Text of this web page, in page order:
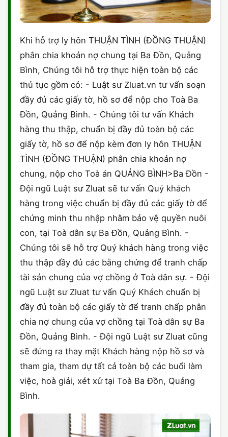
Khi hỗ trợ ly hôn THUẬN TÌNH (ĐỒNG THUẬN)
phân chia khoản nợ chung tại Ba Đồn, Quảng
Bình, Chúng tôi hỗ trợ thực hiện toàn bộ các
thủ tục gồm có: - Luật sư Zluat.vn tư vấn soạn
đầy đủ các giấy tờ, hồ sơ để nộp cho Toà Ba
Đồn, Quảng Bình. - Chúng tôi tư vấn Khách
hàng thu thập, chuẩn bị đầy đủ toàn bộ các
giấy tờ, hồ sơ để nộp kèm đơn ly hôn THUẬN
TÌNH (ĐỒNG THUẬN) phân chia khoản nợ
chung, nộp cho Toà án QUẢNG BÌNH>Ba Đồn -
Đội ngũ Luật sư Zluat sẽ tư vấn Quý khách
hàng trong việc chuẩn bị đầy đủ các giấy tờ để
chứng minh thu nhập nhằm bảo vệ quyền nuôi
con, tại Toà dân sự Ba Đồn, Quảng Bình. -
Chúng tôi sẽ hỗ trợ Quý khách hàng trong việc
thu thập đầy đủ các bằng chứng để tranh chấp
tài sản chung của vợ chồng ở Toà dân sự. - Đội
ngũ Luật sư Zluat tư vấn Quý Khách chuẩn bị
đầy đủ toàn bộ các giấy tờ để tranh chấp phân
chia nợ chung của vợ chồng tại Toà dân sự Ba
Đồn, Quảng Bình. - Đội ngũ Luật sư Zluat cũng
sẽ đứng ra thay mặt Khách hàng nộp hồ sơ và
tham gia, tham dự tất cả toàn bộ các buổi làm
việc, hoà giải, xét xử tại Toà Ba Đồn, Quảng
Bình.